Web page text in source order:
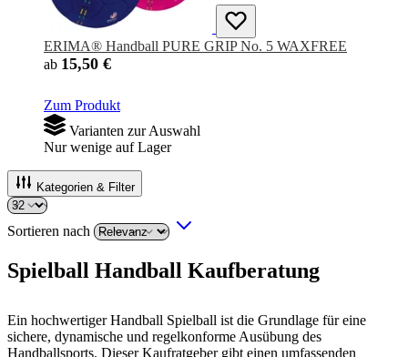
ERIMA® Handball PURE GRIP No. 5 WAXFREE
ab 15,50 €
Zum Produkt
Varianten zur Auswahl
Nur wenige auf Lager
Kategorien & Filter
Sortieren nach
Spielball Handball Kaufberatung
Ein hochwertiger Handball Spielball ist die Grundlage für eine
sichere, dynamische und regelkonforme Ausübung des
Handballsports. Dieser Kaufratgeber gibt einen umfassenden